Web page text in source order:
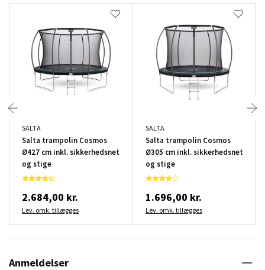
SALTA
Salta trampolin Cosmos
Ø427 cm inkl. sikkerhedsnet
og stige
2.684,00 kr.
Lev. omk. tillægges
SALTA
Salta trampolin Cosmos
Ø305 cm inkl. sikkerhedsnet
og stige
1.696,00 kr.
Lev. omk. tillægges
Anmeldelser